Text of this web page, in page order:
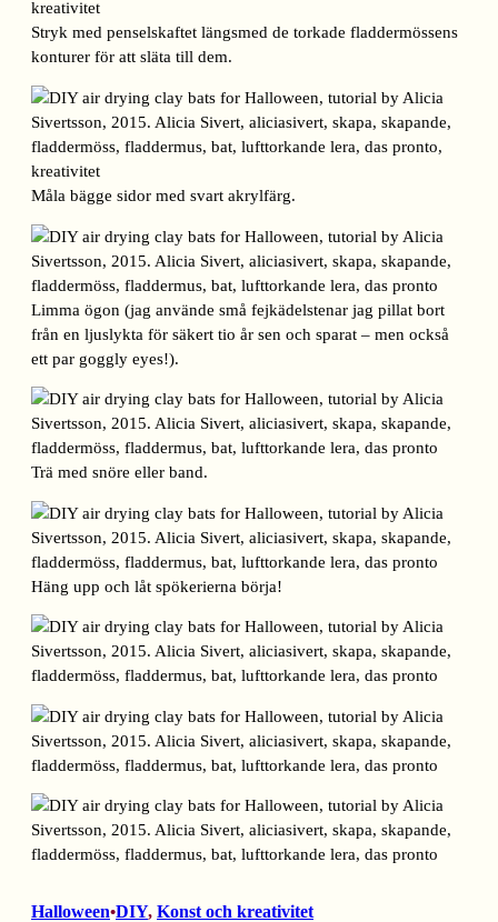
Stryk med penselskaftet längsmed de torkade fladdermössens
konturer för att släta till dem.
Måla bägge sidor med svart akrylfärg.
Limma ögon (jag använde små fejkädelstenar jag pillat bort
från en ljuslykta för säkert tio år sen och sparat – men också
ett par goggly eyes!).
Trä med snöre eller band.
Häng upp och låt spökerierna börja!
Halloween•DIY, Konst och kreativitet